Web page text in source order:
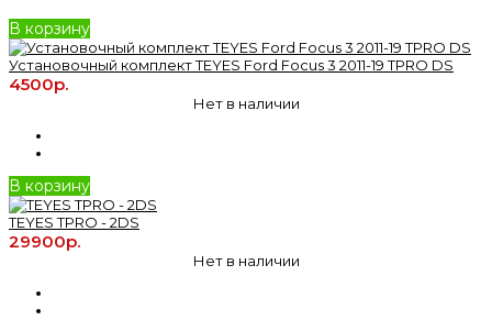
В корзину
Установочный комплект TEYES Ford Focus 3 2011-19 TPRO DS
4500р.
Нет в наличии
В корзину
TEYES TPRO - 2DS
29900р.
Нет в наличии